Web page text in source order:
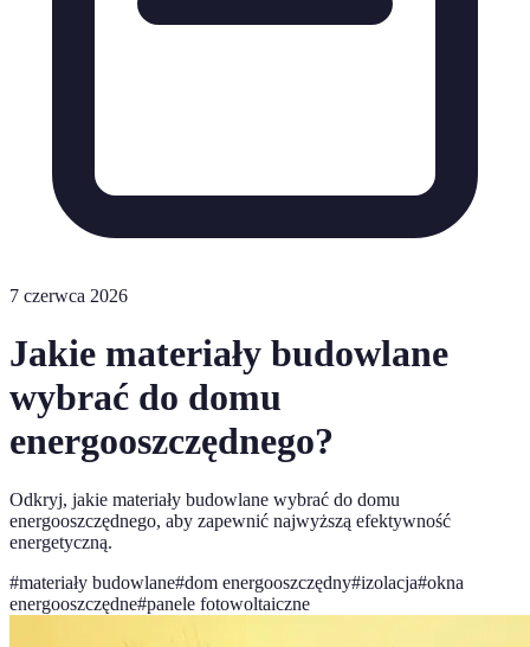
7 czerwca 2026
Jakie materiały budowlane
wybrać do domu
energooszczędnego?
Odkryj, jakie materiały budowlane wybrać do domu
energooszczędnego, aby zapewnić najwyższą efektywność
energetyczną.
#materiały budowlane#dom energooszczędny#izolacja#okna
energooszczędne#panele fotowoltaiczne